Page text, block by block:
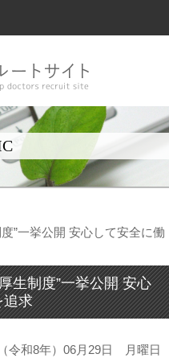
”一挙公開 安心して安全に働
生制度”一挙公開 安心
追求
令和8年）06月29日 月曜日